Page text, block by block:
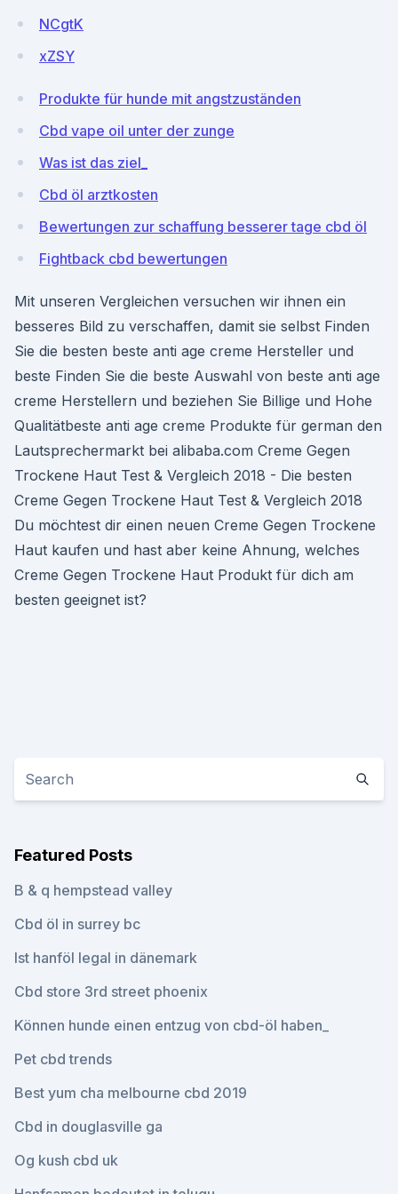
NCgtK
xZSY
Produkte für hunde mit angstzuständen
Cbd vape oil unter der zunge
Was ist das ziel_
Cbd öl arztkosten
Bewertungen zur schaffung besserer tage cbd öl
Fightback cbd bewertungen
Mit unseren Vergleichen versuchen wir ihnen ein
besseres Bild zu verschaffen, damit sie selbst Finden
Sie die besten beste anti age creme Hersteller und
beste Finden Sie die beste Auswahl von beste anti age
creme Herstellern und beziehen Sie Billige und Hohe
Qualitätbeste anti age creme Produkte für german den
Lautsprechermarkt bei alibaba.com Creme Gegen
Trockene Haut Test & Vergleich 2018 - Die besten
Creme Gegen Trockene Haut Test & Vergleich 2018
Du möchtest dir einen neuen Creme Gegen Trockene
Haut kaufen und hast aber keine Ahnung, welches
Creme Gegen Trockene Haut Produkt für dich am
besten geeignet ist?
Featured Posts
B & q hempstead valley
Cbd öl in surrey bc
Ist hanföl legal in dänemark
Cbd store 3rd street phoenix
Können hunde einen entzug von cbd-öl haben_
Pet cbd trends
Best yum cha melbourne cbd 2019
Cbd in douglasville ga
Og kush cbd uk